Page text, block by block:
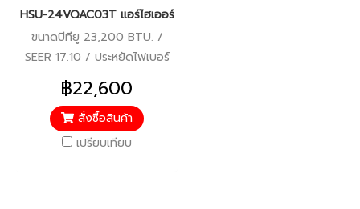
HSU-24VQAC03T แอร์ไฮเออร์ อินเวอร์เตอร์ น้ำยา R-32 23,200
ขนาดบีทียู 23,200 BTU. /
SEER 17.10 / ประหยัดไฟเบอร์
5 / รับประกันคอมเพรสเซอร์ 10
ปี ตัวเครื่อง 5 ปี / ราคารวม
บริการติดตั้งแล้ว*
฿22,600
สั่งซื้อสินค้า
เปรียบเทียบ